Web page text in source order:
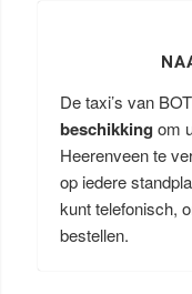
De taxi’s van
beschikking om
Heerenveen te
op iedere
kunt telefonisch,
bestellen.